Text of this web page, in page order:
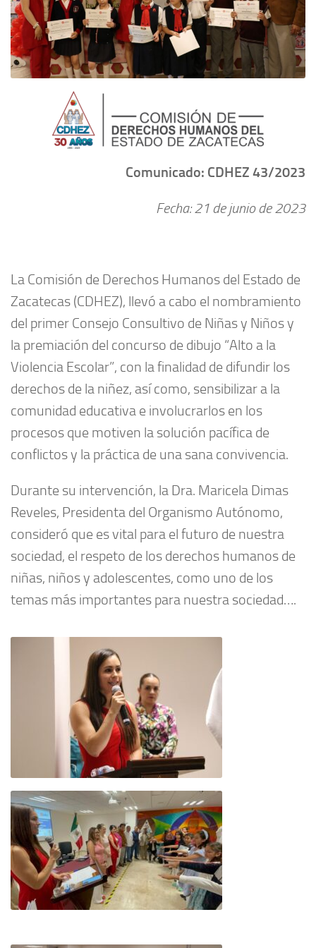
Comunicado: CDHEZ 43/2023
Fecha: 21 de junio de 2023
La Comisión de Derechos Humanos del Estado de
Zacatecas (CDHEZ), llevó a cabo el nombramiento
del primer Consejo Consultivo de Niñas y Niños y
la premiación del concurso de dibujo “Alto a la
Violencia Escolar”, con la finalidad de difundir los
derechos de la niñez, así como, sensibilizar a la
comunidad educativa e involucrarlos en los
procesos que motiven la solución pacífica de
conflictos y la práctica de una sana convivencia.
Durante su intervención, la Dra. Maricela Dimas
Reveles, Presidenta del Organismo Autónomo,
consideró que es vital para el futuro de nuestra
sociedad, el respeto de los derechos humanos de
niñas, niños y adolescentes, como uno de los
temas más importantes para nuestra sociedad….